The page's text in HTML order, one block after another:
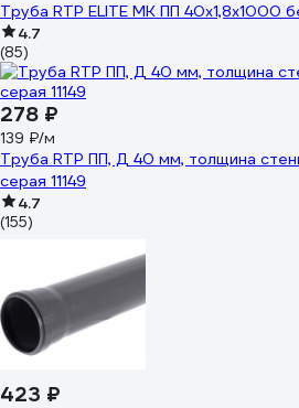
Труба RTP ELITE МК ПП 40x1,8х1000
4.7
(85)
278 ₽
139 ₽/м
Труба RTP ПП, Д 40 мм, толщина
серая 11149
4.7
(155)
423 ₽